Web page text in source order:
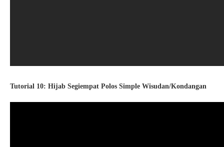
Tutorial 10: Hijab Segiempat Polos Simple Wisudan/Kondangan